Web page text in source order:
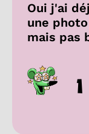
Oui j'ai
une
mais pas
1